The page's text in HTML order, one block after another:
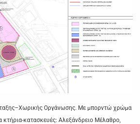
Οργάνωσης. Με μπορντώ χρώμα
κτήρια-κατασκευές: Αλεξάνδρειο Μέλαθρο,